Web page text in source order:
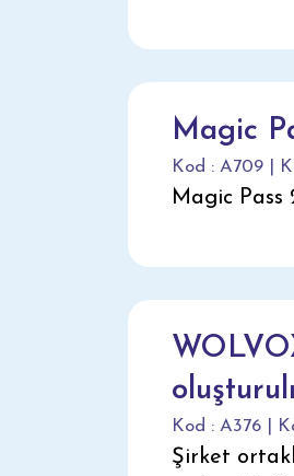
Magic
Kod : A709 |
Magic Pass
Kod : A376 |
Şirket